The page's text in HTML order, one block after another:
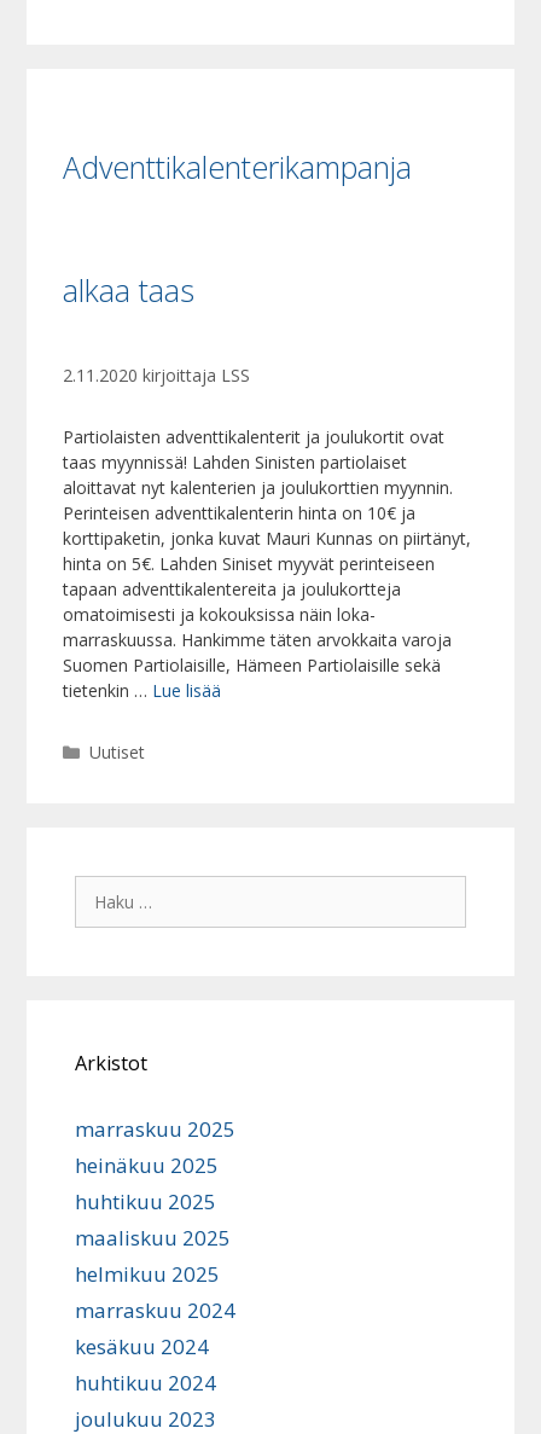
Adventtikalenterikampanja
alkaa taas
2.11.2020 kirjoittaja LSS
Partiolaisten adventtikalenterit ja joulukortit ovat
taas myynnissä! Lahden Sinisten partiolaiset
aloittavat nyt kalenterien ja joulukorttien myynnin.
Perinteisen adventtikalenterin hinta on 10€ ja
korttipaketin, jonka kuvat Mauri Kunnas on piirtänyt,
hinta on 5€. Lahden Siniset myyvät perinteiseen
tapaan adventtikalentereita ja joulukortteja
omatoimisesti ja kokouksissa näin loka-
marraskuussa. Hankimme täten arvokkaita varoja
Suomen Partiolaisille, Hämeen Partiolaisille sekä
tietenkin … Lue lisää
Kategoriat
Uutiset
Haku:
Arkistot
marraskuu 2025
heinäkuu 2025
huhtikuu 2025
maaliskuu 2025
helmikuu 2025
marraskuu 2024
kesäkuu 2024
huhtikuu 2024
joulukuu 2023